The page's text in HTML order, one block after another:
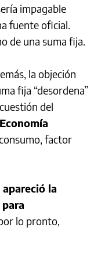
impagable
fuente oficial.
de una suma fija.
la objeción
fija “desordena”
del
factor
la
lo pronto,